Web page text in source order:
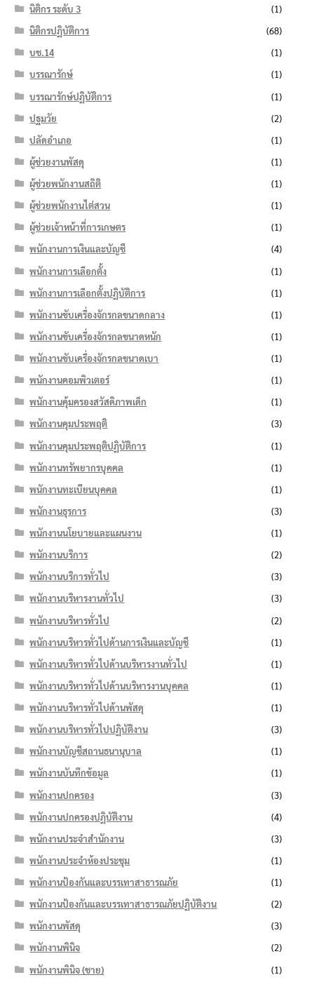
นิติกร ระดับ 3
(1)
นิติกรปฏิบัติการ
(68)
บช.14
(1)
บรรณารักษ์
(1)
บรรณารักษ์ปฏิบัติการ
(1)
ปฐมวัย
(2)
ปลัดอำเภอ
(1)
ผู้ช่วยงานพัสดุ
(1)
ผู้ช่วยพนักงานสถิติ
(1)
ผู้ช่วยพนักงานไต่สวน
(1)
ผู้ช่วยเจ้าหน้าที่การเกษตร
(1)
พนักงานการเงินและบัญชี
(4)
พนักงานการเลือกตั้ง
(1)
พนักงานการเลือกตั้งปฏิบัติการ
(1)
พนักงานขับเครื่องจักรกลขนาดกลาง
(1)
พนักงานขับเครื่องจักรกลขนาดหนัก
(1)
พนักงานขับเครื่องจักรกลขนาดเบา
(1)
พนักงานคอมพิวเตอร์
(1)
พนักงานคุ้มครองสวัสดิภาพเด็ก
(1)
พนักงานคุมประพฤติ
(3)
พนักงานคุมประพฤติปฏิบัติการ
(1)
พนักงานทรัพยากรบุคคล
(1)
พนักงานทะเบียนบุคคล
(1)
พนักงานธุรการ
(3)
พนักงานนโยบายและแผนงาน
(1)
พนักงานบริการ
(2)
พนักงานบริการทั่วไป
(3)
พนักงานบริหารงานทั่วไป
(3)
พนักงานบริหารทั่วไป
(2)
พนักงานบริหารทั่วไปด้านการเงินและบัญชี
(1)
พนักงานบริหารทั่วไปด้านบริหารงานทั่วไป
(1)
พนักงานบริหารทั่วไปด้านบริหารงานบุคคล
(1)
พนักงานบริหารทั่วไปด้านพัสดุ
(1)
พนักงานบริหารทั่วไปปฏิบัติงาน
(3)
พนักงานบัญชีสถานธนานุบาล
(1)
พนักงานบันทึกข้อมูล
(1)
พนักงานปกครอง
(3)
พนักงานปกครองปฏิบัติงาน
(4)
พนักงานประจำสำนักงาน
(3)
พนักงานประจำห้องประชุม
(1)
พนักงานป้องกันและบรรเทาสาธารณภัย
(1)
พนักงานป้องกันและบรรเทาสาธารณภัยปฏิบัติงาน
(2)
พนักงานพัสดุ
(3)
พนักงานพินิจ
(2)
พนักงานพินิจ (ชาย)
(1)